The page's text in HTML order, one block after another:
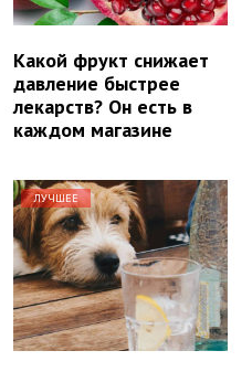
Какой фрукт снижает
давление быстрее
лекарств? Он есть в
каждом магазине
ЛУЧШЕЕ